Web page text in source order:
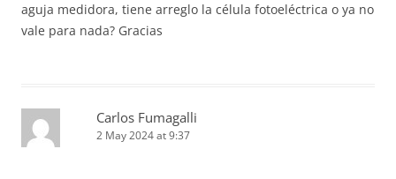
aguja medidora, tiene arreglo la célula fotoeléctrica o ya no
vale para nada? Gracias
Carlos Fumagalli
2 May 2024 at 9:37